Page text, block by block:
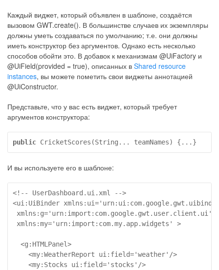
Каждый виджет, который объявлен в шаблоне, создаётся
вызовом GWT.create(). В большинстве случаев их экземпляры
должны уметь создаваться по умолчанию; т.е. они должны
иметь конструктор без аргументов. Однако есть несколько
способов обойти это. В добавок к механизмам @UiFactory и
@UiField(provided = true), описанных в Shared resource
instances, вы можете пометить свои виджеты аннотацией
@UiConstructor.
Представьте, что у вас есть виджет, который требует
аргументов конструктора:
public CricketScores(String... teamNames) {...}
И вы используете его в шаблоне:
<!-- UserDashboard.ui.xml -->
<ui:UiBinder
xmlns:g='urn:import:com.google.gwt.user.client.ui'
xmlns:my='urn:import:com.my.app.widgets' >
  <g:HTMLPanel>
    <my:WeatherReport ui:field='weather'/>
    <my:Stocks ui:field='stocks'/>